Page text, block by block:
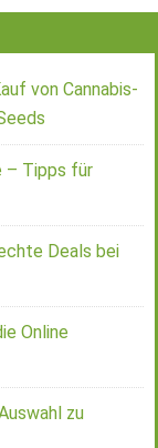
von Cannabis-
– Tipps für
Deals bei
Online
zu